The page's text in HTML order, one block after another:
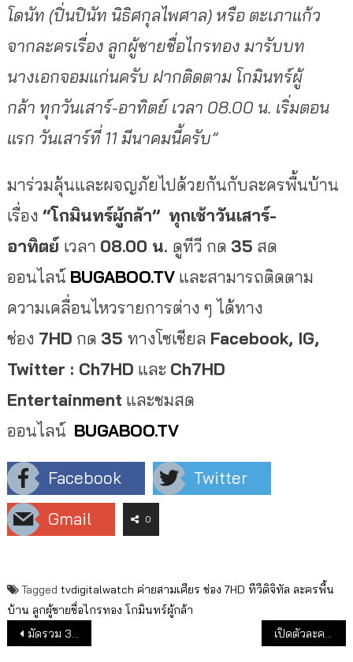
โดนัท (ปิ่นปินัท นิธิศกุลไพศาล) หรือ ตะเภาแก้ว
จากละครเรื่อง ลูกผู้ชายชื่อไกรทอง มารับบท
นางเอกจอมแก่นครับ ฝากติดตาม โกมินทร์ผู้
กล้า ทุกวันเสาร์-อาทิตย์ เวลา 08.00 น. เริ่มตอน
แรก วันเสาร์ที่ 11 มีนาคมนี้ครับ”
มาร่วมลุ้นและผจญภัยไปด้วยกันกับละครพื้นบ้าน
เรื่อง “โกมินทร์ผู้กล้า” ทุกเช้าวันเสาร์-
อาทิตย์ เวลา 08.00 น. ดูทีวี กด 35 สด
ออนไลน์ BUGABOO.TVและสามารถติดตาม
ความเคลื่อนไหวรายการต่าง ๆ ได้ทาง
ช่อง 7HD กด 35 ทางโซเชียล Facebook, IG,
Twitter : Ch7HD และ Ch7HD
Entertainment และชมสด
ออนไลน์ BUGABOO.TV
Facebook
Twitter
Gmail
0
Tagged tvdigitalwatch ค่ายสามเศียร ช่อง 7HD ทีวีดิจิทัล ละครพื้น
บ้าน ลูกผู้ชายชื่อไกรทอง โกมินทร์ผู้กล้า
แนะแนวเรื่อง
มัดรวม 3 พระเอก อาเล็ก-พีช-ภณ กับภารกิจพิชิตใจ พรีม-มายด์-ลีน่า ใน เสน่ห์รักนางซิน ช่อง3 เปิดตัวละครเรื่องใหม่ “ร้ายเดียงสา” ละครรักแบบร้าย ๆ ที่เคยโด่งดังในอดีตปี 2543